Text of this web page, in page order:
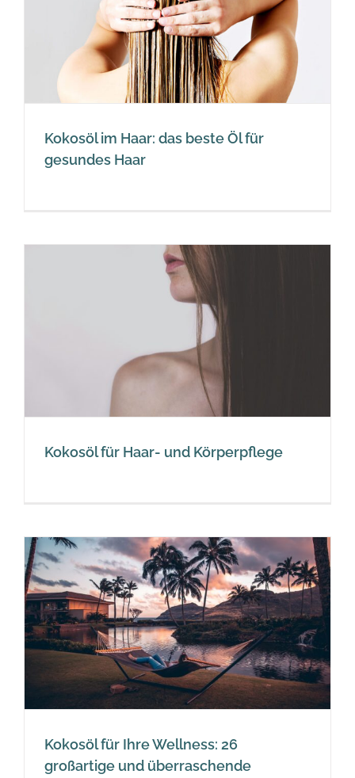
Kokosöl im Haar: das beste Öl für
gesundes Haar
Kokosöl für Haar- und Körperpflege
Kokosöl für Ihre Wellness: 26
großartige und überraschende